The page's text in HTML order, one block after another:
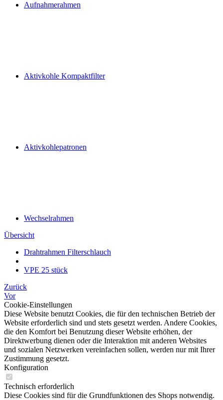
Aufnahmerahmen
Aktivkohle Kompaktfilter
Aktivkohlepatronen
Wechselrahmen
Übersicht
Drahtrahmen Filterschlauch
VPE 25 stück
Zurück
Vor
Cookie-Einstellungen
Diese Website benutzt Cookies, die für den technischen Betrieb der
Website erforderlich sind und stets gesetzt werden. Andere Cookies,
die den Komfort bei Benutzung dieser Website erhöhen, der
Direktwerbung dienen oder die Interaktion mit anderen Websites
und sozialen Netzwerken vereinfachen sollen, werden nur mit Ihrer
Zustimmung gesetzt.
Konfiguration
Technisch erforderlich
Diese Cookies sind für die Grundfunktionen des Shops notwendig.